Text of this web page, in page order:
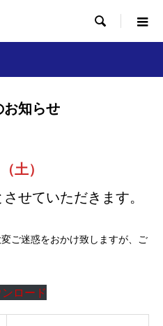

知らせ
土）
せていただきます。
ご迷惑をおかけ致しますが、ご
ロード